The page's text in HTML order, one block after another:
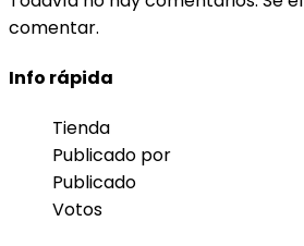
comentar.
Info rápida
Tienda
Publicado por
Publicado
Votos